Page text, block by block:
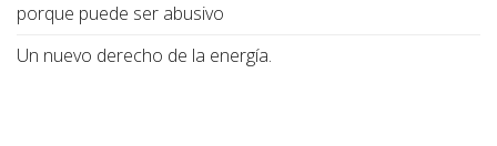
porque puede ser abusivo
Un nuevo derecho de la energía.